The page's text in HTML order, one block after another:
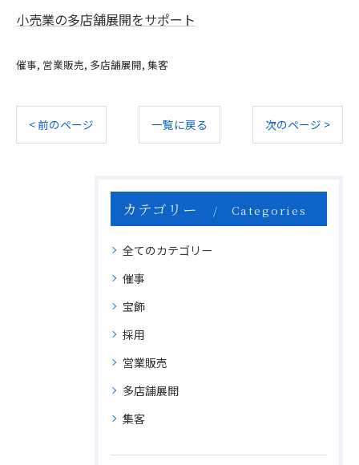
小売業の多店舗展開をサポート
催事 営業販売 多店舗展開 集客
< 前のページ 一覧に戻る 次のページ >
カテゴリー Categories
全てのカテゴリー
催事
宝飾
採用
営業販売
多店舗展開
集客